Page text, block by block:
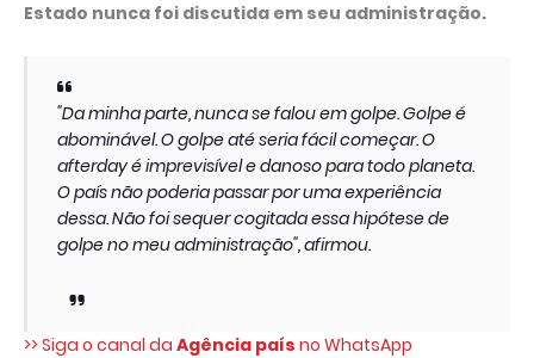
Estado nunca foi discutida em seu administração.
"Da minha parte, nunca se falou em golpe. Golpe é
abominável. O golpe até seria fácil começar. O
afterday é imprevisível e danoso para todo planeta.
O país não poderia passar por uma experiência
dessa. Não foi sequer cogitada essa hipótese de
golpe no meu administração", afirmou.
>> Siga o canal da Agência país no WhatsApp